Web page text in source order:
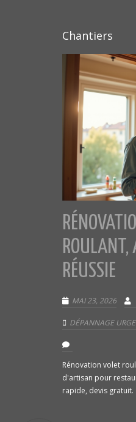
Chantiers
ROULANT,
RÉUSSIE
MAI 23, 2026
DÉPANNAGE
Rénovation volet
d'artisan pour
rapide, devis gratuit.